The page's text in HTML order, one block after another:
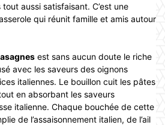
aussi satisfaisant. C’est une
qui réunit famille et amis autour
est sans aucun doute le riche
avec les saveurs des oignons
italiennes. Le bouillon cuit les pâtes
en absorbant les saveurs
italienne. Chaque bouchée de cette
de l’assaisonnement italien, de l’ail